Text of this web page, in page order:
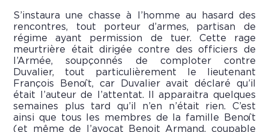
S’instaura une chasse à l’homme au hasard des
rencontres, tout porteur d’armes, partisan de
régime ayant permission de tuer. Cette rage
meurtrière était dirigée contre des officiers de
l’Armée, soupçonnés de comploter contre
Duvalier, tout particulièrement le lieutenant
François Benoît, car Duvalier avait déclaré qu’il
était l’auteur de l’attentat. Il apparaitra quelques
semaines plus tard qu’il n’en n’était rien. C’est
ainsi que tous les membres de la famille Benoît
(et même de l’avocat Benoit Armand, coupable